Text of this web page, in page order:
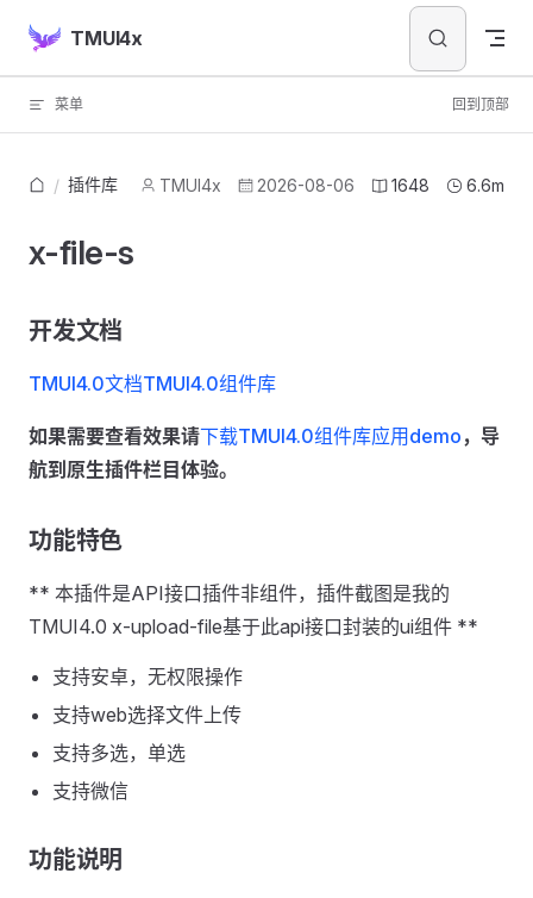
Skip to content
TMUI4x
菜单 回到顶部
/ 插件库 TMUI4x 2026-08-06 1648 6.6m
x-file-s
开发文档
TMUI4.0文档TMUI4.0组件库
如果需要查看效果请下载TMUI4.0组件库应用demo ，导
航到原生插件栏目体验。
功能特色
** 本插件是API接口插件非组件，插件截图是我的
TMUI4.0 x-upload-file基于此api接口封装的ui组件 **
支持安卓，无权限操作
支持web选择文件上传
支持多选，单选
支持微信
功能说明